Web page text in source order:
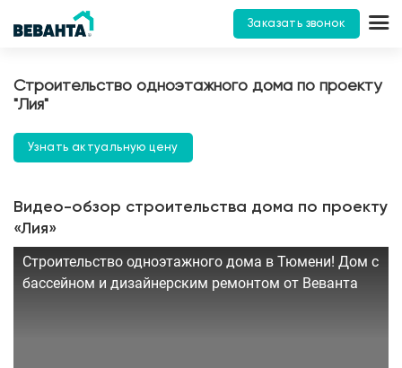
Заказать звонок
Строительство одноэтажного дома по проекту
"Лия"
Узнать актуальную цену
Видео-обзор строительства дома по проекту
«Лия»
Строительство одноэтажного дома в Тюмени! Дом с
бассейном и дизайнерским ремонтом от Веванта